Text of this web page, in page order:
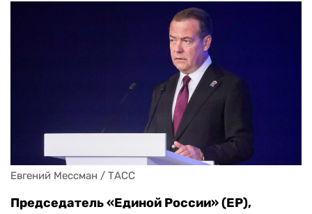
Евгений Мессман / ТАСС
Председатель «Единой России» (ЕР),